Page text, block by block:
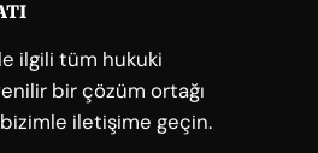
ilgili tüm hukuki
bir çözüm ortağı
bizimle iletişime geçin.